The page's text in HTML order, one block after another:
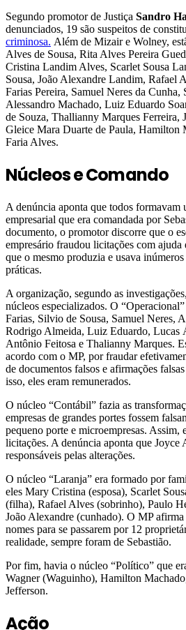
Segundo promotor de Justiça Sandro
denunciados, 19 são suspeitos de
criminosa. Além de Mizair e Wolney,
Alves de Sousa, Rita Alves Pereira
Cristina Landim Alves, Scarlet Sousa
Sousa, João Alexandre Landim, Rafael
Farias Pereira, Samuel Neres da
Alessandro Machado, Luiz Eduardo
de Souza, Thallianny Marques Ferreira,
Gleice Mara Duarte de Paula, Hamilton
Faria Alves.
Núcleos e Comando
A denúncia aponta que todos formavam
empresarial que era comandada por
documento, o promotor discorre que o
empresário fraudou licitações com ajuda
que o mesmo produzia e usava
práticas.
A organização, segundo as
núcleos especializados. O
Farias, Silvio de Sousa, Samuel Neres,
Rodrigo Almeida, Luiz Eduardo, Lucas
Antônio Feitosa e Thalianny Marques.
acordo com o MP, por fraudar
de documentos falsos e afirmações
isso, eles eram remunerados.
O núcleo “Contábil” fazia as
empresas de grandes portes fossem
pequeno porte e microempresas. Assim,
licitações. A denúncia aponta que
responsáveis pelas alterações.
O núcleo “Laranja” era formado por
eles Mary Cristina (esposa), Scarlet
(filha), Rafael Alves (sobrinho), Paulo
João Alexandre (cunhado). O MP afirma
nomes para se passarem por 12
realidade, sempre foram de Sebastião.
Por fim, havia o núcleo “Político” que
Wagner (Waguinho), Hamilton
Jefferson.
Ação